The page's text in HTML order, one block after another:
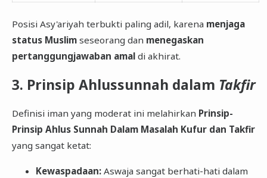
Posisi Asy'ariyah terbukti paling adil, karena menjaga
status Muslimseseorang dan menegaskan
pertanggungjawaban amaldi akhirat.
​3. Prinsip Ahlussunnah dalam Takfir
​Definisi iman yang moderat ini melahirkan Prinsip-
Prinsip Ahlus Sunnah Dalam Masalah Kufur dan Takfir
yang sangat ketat:
Kewaspadaan:Aswaja sangat berhati-hati dalam